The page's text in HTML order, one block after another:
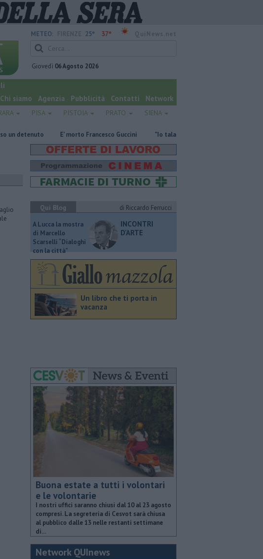
METEO: 25° 37°
Giovedì 06 Agosto 2026
Chi siamo
Agenzia Pubblicità Contatti Network
PISA PISTOIA PRATO SIENA
E' morto Francesco Guccini "Io talassemico vi dico, donando sangue ci
Qui Blog
di Riccardo Ferrucci
A Lucca la mostra
di Marcello
Scarselli “Dialoghi
con la città"
INCONTRI
D'ARTE
Un libro che ti porta in
vacanza
Buona estate a tutti i volontari
e le volontarie
I nostri uffici saranno chiusi dal 10 al 23 agosto
compresi. La segreteria di Cesvot sarà chiusa
al pubblico dalle 13 nelle restanti settimane
di...
Network QUInews